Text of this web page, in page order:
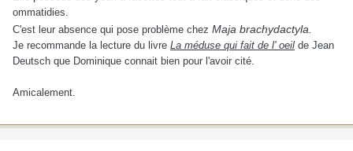
ommatidies.
C'est leur absence qui pose problème chez Maja brachydactyla.
Je recommande la lecture du livre La méduse qui fait de l' oeil de Jean
Deutsch que Dominique connait bien pour l'avoir cité.
Amicalement.